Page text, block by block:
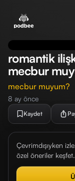
menu
romantik
mecbur
mecbur muyum?
8 ay önce
Kaydet
Çevrimdışıyken
özel öneriler keşfet.